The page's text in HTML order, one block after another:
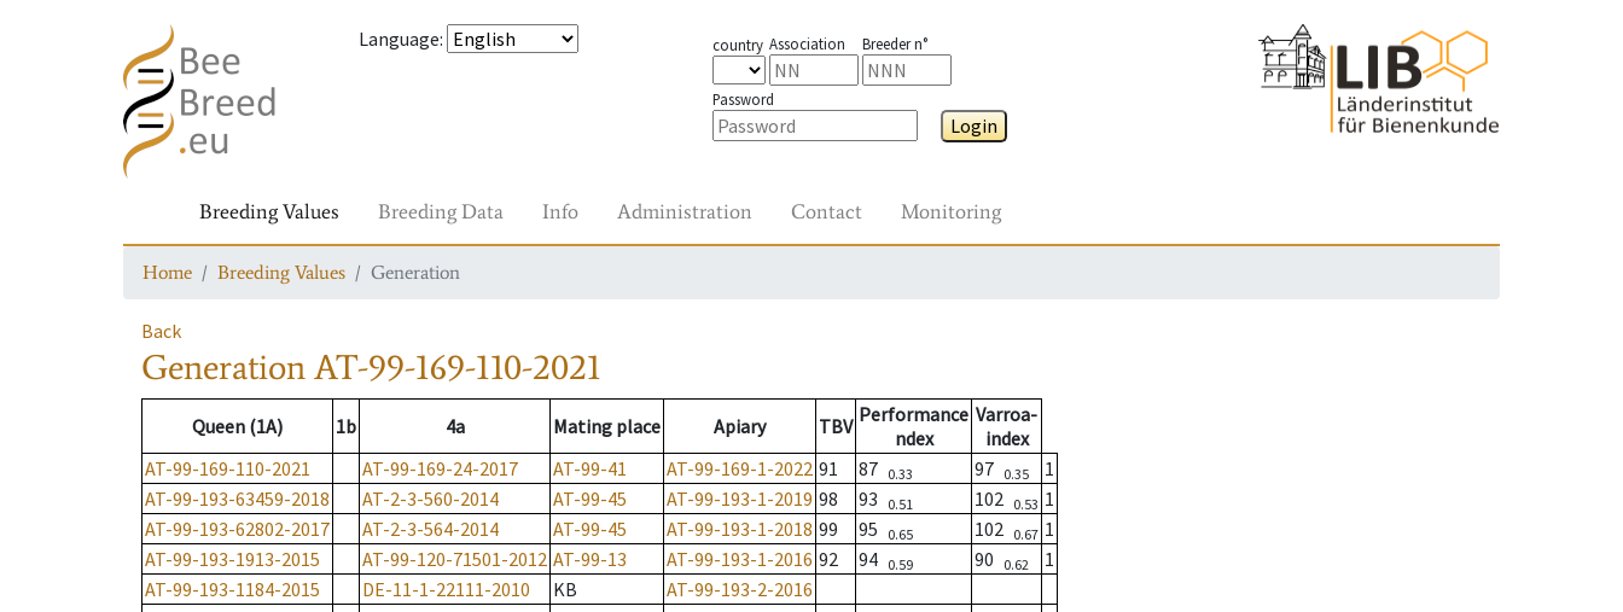
Language: country Association Breeder n°
Password
Login
Breeding Values Breeding Data Info Administration Contact Monitoring
Home Breeding Values Generation
Back
GenerationAT-99-169-110-2021
Queen (1A) 1b 4a Mating place Apiary TBV Performance
ndex
Varroa-
index
AT-99-169-110-2021
AT-99-169-24-2017 AT-99-41 AT-99-169-1-2022 91 87 0.33 97 0.35
1
AT-99-193-63459-2018
AT-2-3-560-2014 AT-99-45 AT-99-193-1-2019 98 93 0.51 102 0.53 1
AT-99-193-62802-2017
AT-2-3-564-2014 AT-99-45 AT-99-193-1-2018 99 95 0.65 102 0.67 1
AT-99-193-1913-2015
AT-99-120-71501-2012 AT-99-13 AT-99-193-1-2016 92 94 0.59 90 0.62
1
AT-99-193-1184-2015
DE-11-1-22111-2010 KB
AT-99-193-2-2016